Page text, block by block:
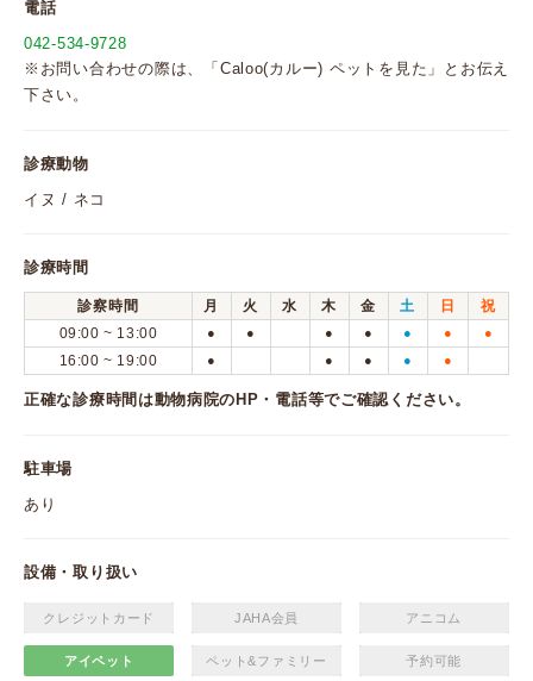
電話
042-534-9728
※お問い合わせの際は、「Caloo(カルー) ペットを見た」とお伝え
下さい。
診療動物
イヌ / ネコ
診療時間
診察時間 月 火 水 木 金 土 日
祝
09:00 ~ 13:00
● ● ● ● ● ● ●
16:00 ~ 19:00 ● ● ● ● ●
正確な診療時間は動物病院のHP・電話等でご確認ください。
駐車場
あり
設備・取り扱い
クレジットカード JAHA会員 アニコム
アイペット ペット&ファミリー 予約可能